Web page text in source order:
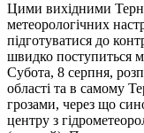
Цими вихідними
метеорологічних
підготуватися до
швидко поступиться
Субота, 8 серпня,
області та в самому
грозами, через що
центру з